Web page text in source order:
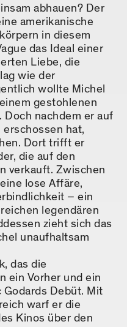
abhauen? Der
amerikanische
in diesem
das Ideal einer
Liebe, die
wie der
wollte Michel
gestohlenen
nachdem er auf
hat,
Dort trifft er
die auf den
verkauft. Zwischen
lose Affäre,
– ein
legendären
zieht sich das
unaufhaltsam
das die
ein Vorher und ein
Debüt. Mit
warf er die
Kinos über den